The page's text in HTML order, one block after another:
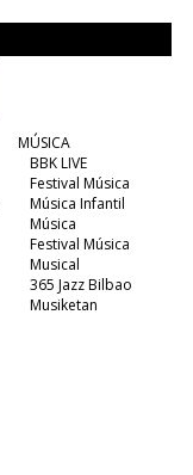
MÚSICA
BBK LIVE
Festival Música
Música Infantil
Música
Festival Música
Musical
365 Jazz Bilbao
Musiketan